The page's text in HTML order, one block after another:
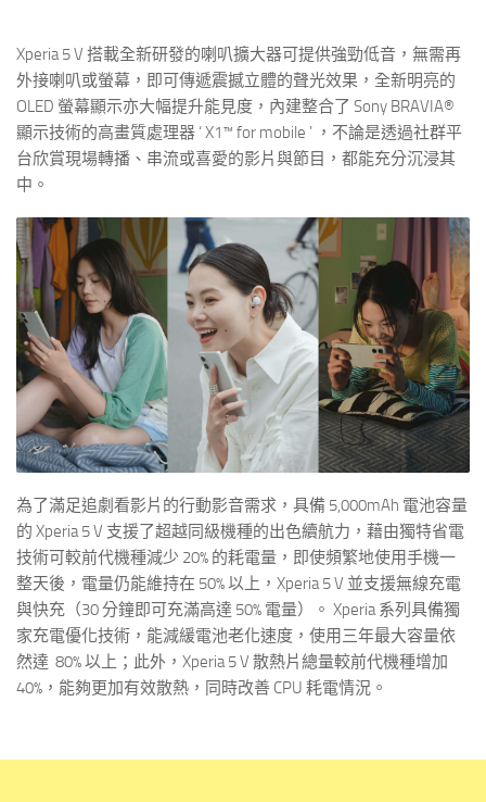
Xperia 5 V 搭載全新研發的喇叭擴大器可提供強勁低音，無需再
外接喇叭或螢幕，即可傳遞震撼立體的聲光效果，全新明亮的
OLED 螢幕顯示亦大幅提升能見度，內建整合了 Sony BRAVIA®
顯示技術的高畫質處理器 ‘ X1™ for mobile ’ ，不論是透過社群平
台欣賞現場轉播、串流或喜愛的影片與節目，都能充分沉浸其
中。
為了滿足追劇看影片的行動影音需求，具備 5,000mAh 電池容量
的 Xperia 5 V 支援了超越同級機種的出色續航力，藉由獨特省電
技術可較前代機種減少 20% 的耗電量，即使頻繁地使用手機一
整天後，電量仍能維持在 50% 以上，Xperia 5 V 並支援無線充電
與快充（30 分鐘即可充滿高達 50% 電量）。 Xperia 系列具備獨
家充電優化技術，能減緩電池老化速度，使用三年最大容量依
然達 80% 以上；此外，Xperia 5 V 散熱片總量較前代機種增加
40%，能夠更加有效散熱，同時改善 CPU 耗電情況。